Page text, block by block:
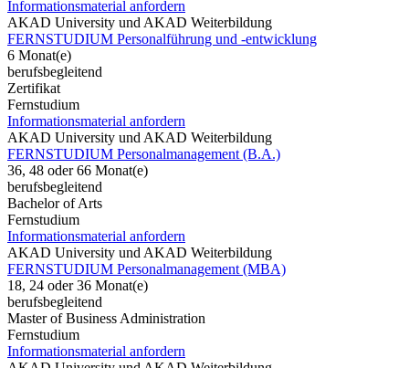
Informationsmaterial anfordern
AKAD University und AKAD Weiterbildung
FERNSTUDIUM Personalführung und -entwicklung
6 Monat(e)
berufsbegleitend
Zertifikat
Fernstudium
Informationsmaterial anfordern
AKAD University und AKAD Weiterbildung
FERNSTUDIUM Personalmanagement (B.A.)
36, 48 oder 66 Monat(e)
berufsbegleitend
Bachelor of Arts
Fernstudium
Informationsmaterial anfordern
AKAD University und AKAD Weiterbildung
FERNSTUDIUM Personalmanagement (MBA)
18, 24 oder 36 Monat(e)
berufsbegleitend
Master of Business Administration
Fernstudium
Informationsmaterial anfordern